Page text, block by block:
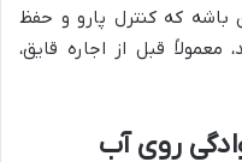
باشه که کنترل پارو و حفظ
معمولاً قبل از اجاره قایق،
روی آب